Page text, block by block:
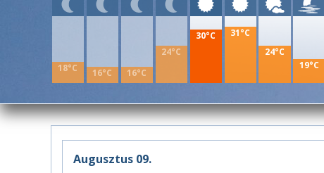
18°C 16°C 16°C
24°C
30°C 31°C
24°C
19°C
Augusztus 09.